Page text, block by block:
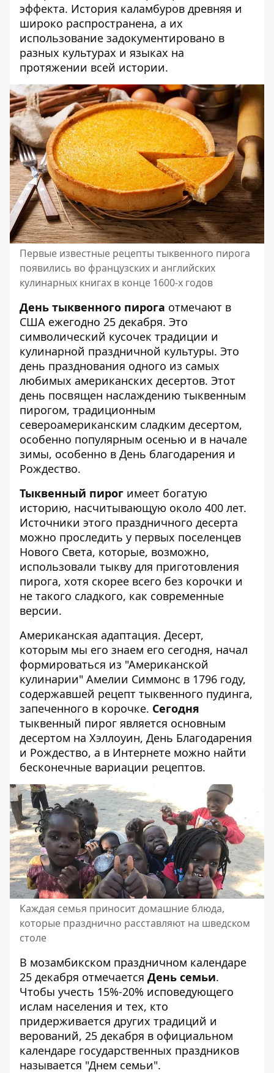
эффекта. История каламбуров древняя и
широко распространена, а их
использование задокументировано в
разных культурах и языках на
протяжении всей истории.
Первые известные рецепты тыквенного пирога
появились во французских и английских
кулинарных книгах в конце 1600-х годов
День тыквенного пирога отмечают в
США ежегодно 25 декабря. Это
символический кусочек традиции и
кулинарной праздничной культуры. Это
день празднования одного из самых
любимых американских десертов. Этот
день посвящен наслаждению тыквенным
пирогом, традиционным
североамериканским сладким десертом,
особенно популярным осенью и в начале
зимы, особенно в День благодарения и
Рождество.
Тыквенный пирог имеет богатую
историю, насчитывающую около 400 лет.
Источники этого праздничного десерта
можно проследить у первых поселенцев
Нового Света, которые, возможно,
использовали тыкву для приготовления
пирога, хотя скорее всего без корочки и
не такого сладкого, как современные
версии.
Американская адаптация. Десерт,
которым мы его знаем его сегодня, начал
формироваться из "Американской
кулинарии" Амелии Симмонс в 1796 году,
содержавшей рецепт тыквенного пудинга,
запеченного в корочке. Сегодня
тыквенный пирог является основным
десертом на Хэллоуин, День Благодарения
и Рождество, а в Интернете можно найти
бесконечные вариации рецептов.
Каждая семья приносит домашние блюда,
которые празднично расставляют на шведском
столе
В мозамбикском праздничном календаре
25 декабря отмечается День семьи.
Чтобы учесть 15%-20% исповедующего
ислам населения и тех, кто
придерживается других традиций и
верований, 25 декабря в официальном
календаре государственных праздников
называется "Днем семьи".